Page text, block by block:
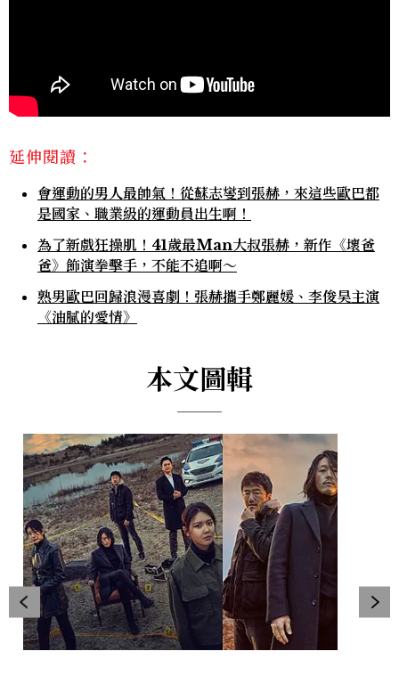
延伸閱讀：
會運動的男人最帥氣！從蘇志燮到張赫，來這些歐巴都
是國家、職業級的運動員出生啊！
為了新戲狂操肌！41歲最Man大叔張赫，新作《壞爸
爸》飾演拳擊手，不能不追啊～
熟男歐巴回歸浪漫喜劇！張赫攜手鄭麗媛、李俊昊主演
《油膩的愛情》
本文圖輯